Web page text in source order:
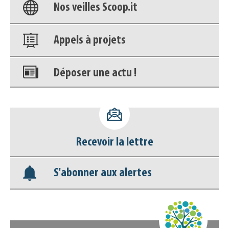
Nos veilles Scoop.it
Appels à projets
Déposer une actu !
déconnecter)
Base documentaire
Nos veilles Scoop.it
Recevoir la lettre
S'abonner aux alertes